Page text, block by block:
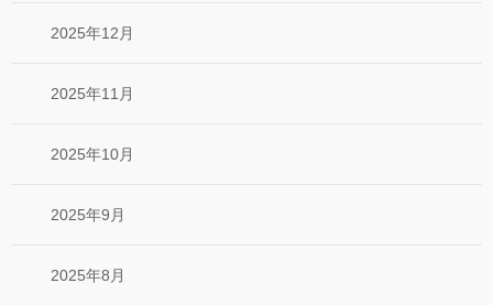
2025年12月
2025年11月
2025年10月
2025年9月
2025年8月